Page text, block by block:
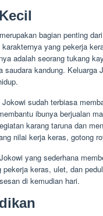
bagian penting
yang pekerja
adalah seorang tukang
saudara kandung. Keluarga
sudah terbiasa
ibunya berjualan
karang taruna dan
nilai kerja keras, gotong
yang sederhana
pekerja keras, ulet, dan
di kemudian hari.